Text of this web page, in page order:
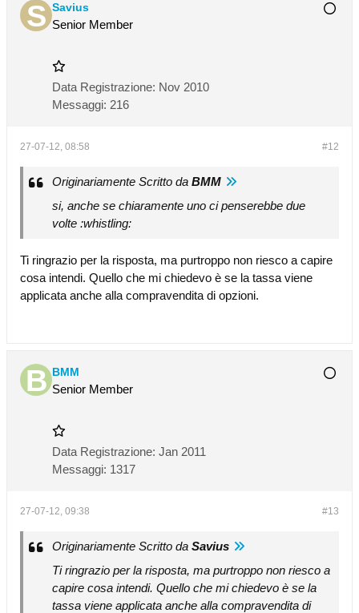
Savius
Senior Member
Data Registrazione: Nov 2010
Messaggi: 216
#12
27-07-12, 08:58
Originariamente Scritto da BMM
si, anche se chiaramente uno ci penserebbe due
volte :whistling:
Ti ringrazio per la risposta, ma purtroppo non riesco a capire
cosa intendi. Quello che mi chiedevo è se la tassa viene
applicata anche alla compravendita di opzioni.
BMM
Senior Member
Data Registrazione: Jan 2011
Messaggi: 1317
#13
27-07-12, 09:38
Originariamente Scritto da Savius
Ti ringrazio per la risposta, ma purtroppo non riesco a
capire cosa intendi. Quello che mi chiedevo è se la
tassa viene applicata anche alla compravendita di